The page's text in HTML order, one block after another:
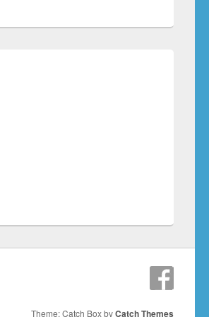
Theme: Catch Box byCatch Themes